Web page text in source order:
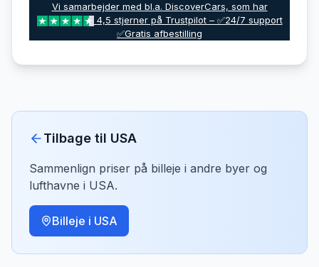
Vi samarbejder med bl.a. DiscoverCars, som har
4,5 stjerner på Trustpilot – ✅24/7 support
✅Gratis afbestilling
Tilbage til USA
Sammenlign priser på billeje i andre byer og
lufthavne i USA.
Billeje i USA